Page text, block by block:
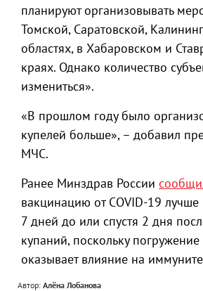
планируют организовывать
Томской, Саратовской,
областях, в Хабаровском и
краях. Однако количество
измениться».
«В прошлом году было
купелей больше», – добавил
МЧС.
Ранее Минздрав России
вакцинацию от COVID-19 лучше
7 дней до или спустя 2 дня
купаний, поскольку
оказывает влияние на
Автор: Алёна Лобанова